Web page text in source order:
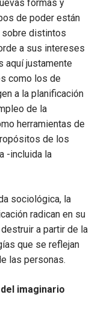
formas y
de poder están
sobre distintos
a sus intereses
aquí justamente
como los de
a la planificación
de la
herramientas de
de los
-incluida la
sociológica, la
radican en su
a partir de la
que se reflejan
las personas.
imaginario